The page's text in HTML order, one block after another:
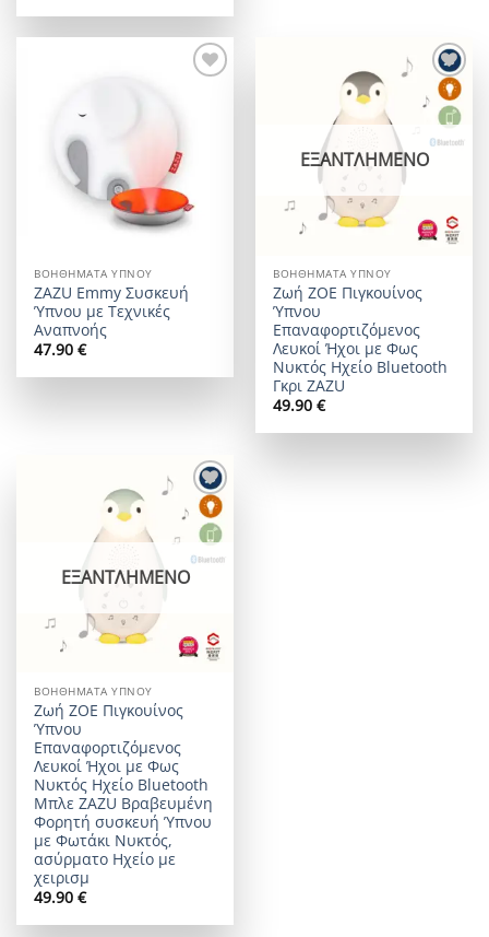
ΒΟΗΘΉΜΑΤΑ ΎΠΝΟΥ
ZAZU Εmmy Συσκευή
Ύπνου με Τεχνικές
Αναπνοής
47.90€
Add to
wishlist
ΕΞΑΝΤΛΗΜΈΝΟ
ΒΟΗΘΉΜΑΤΑ ΎΠΝΟΥ
Ζωή ZOE Πιγκουίνος
Ύπνου
Επαναφορτιζόμενoς
Λευκοί Ήχοι με Φως
Νυκτός Ηχείο Bluetooth
Γκρι ZAZU
49.90€
Add to
wishlist
ΕΞΑΝΤΛΗΜΈΝΟ
ΒΟΗΘΉΜΑΤΑ ΎΠΝΟΥ
Ζωή ZOE Πιγκουίνος
Ύπνου
Επαναφορτιζόμενoς
Λευκοί Ήχοι με Φως
Νυκτός Ηχείο Bluetooth
Μπλε ZAZU Βραβευμένη
Φορητή συσκευή Ύπνου
με Φωτάκι Νυκτός,
ασύρματο Ηχείο με
χειρισμ
49.90€